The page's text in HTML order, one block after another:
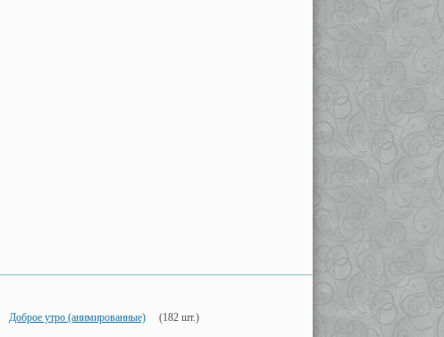
Доброе утро (анимированные) (182 шт.)